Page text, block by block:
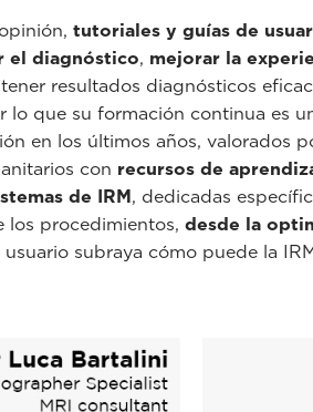
tutoriales y guías de
el diagnóstico, mejorar la
resultados diagnósticos
que su formación continua es
en los últimos años, valorados
con recursos de
de IRM, dedicadas
los procedimientos, desde la
subraya cómo puede la